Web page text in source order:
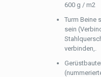
600 g / m2
Turm Beine
sein
verbinden,.